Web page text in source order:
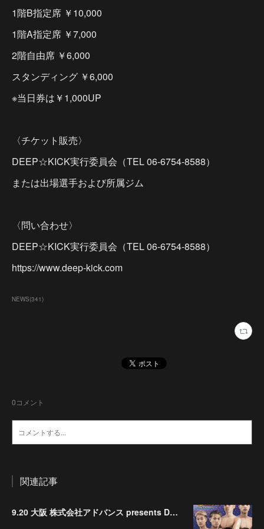
1階B指定席 ￥10,000
1階A指定席 ￥7,000
2階自由席 ￥6,000
スタンディング ￥6,000
※当日券は￥1,000UP
〈チケット販売〉
DEEP☆KICK実行委員会（TEL 06-6754-8588）
または出場選手および所属ジム
〈問い合わせ〉
DEEP☆KICK実行委員会（TEL 06-6754-8588）
https://www.deep-kick.com
NEWS(341)
0コメント
関連記事
9.20 大阪 株式会社アドバンス presents DEEP☆KICK 79･80 7月の準決勝を勝ち抜いた6名による-53kg･-65kg･QUEEN-46kgと3つの王座決定戦の開催が決定！